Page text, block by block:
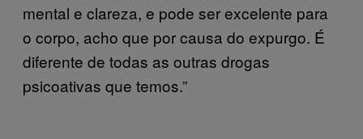
mental e clareza, e pode ser excelente para
o corpo, acho que por causa do expurgo. É
diferente de todas as outras drogas
psicoativas que temos.”